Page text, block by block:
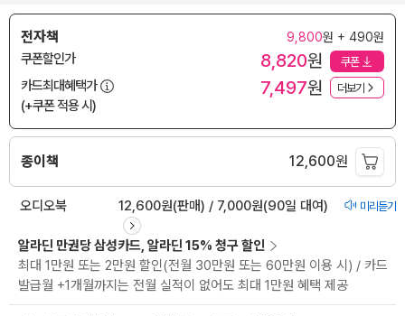
전자책 9,800원 + 490원
쿠폰할인가 8,820원 쿠폰
카드최대혜택가
(+쿠폰 적용 시)
7,497원 더보기
종이책 12,600원
오디오북 12,600원(판매) / 7,000원(90일 대여) 미리듣기
알라딘 만권당 삼성카드, 알라딘 15% 청구 할인
최대 1만원 또는 2만원 할인(전월 30만원 또는 60만원 이용 시) / 카드
발급월 +1개월까지는 전월 실적이 없어도 최대 1만원 혜택 제공